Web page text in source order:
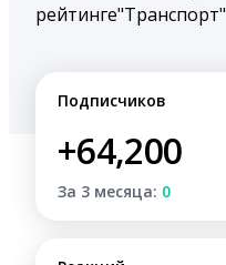
рейтинге"Транспорт"
Подписчиков
+64,200
За 3 месяца: 0